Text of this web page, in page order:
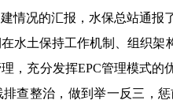
情况的汇报，水保总站通报
水土保持工作机制、组织架
，充分发挥EPC管理模式
查整治，做到举一反三，